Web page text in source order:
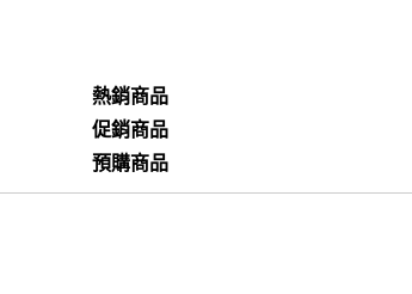
熱銷商品
促銷商品
預購商品